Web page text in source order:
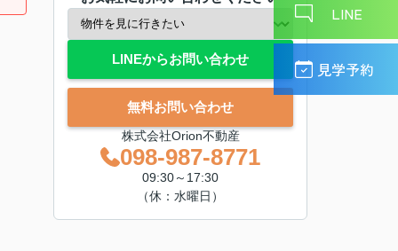
LINE
見学予約
LINEからお問い合わせ
無料お問い合わせ
株式会社Orion不動産
098-987-8771
09:30～17:30
（休：水曜日）